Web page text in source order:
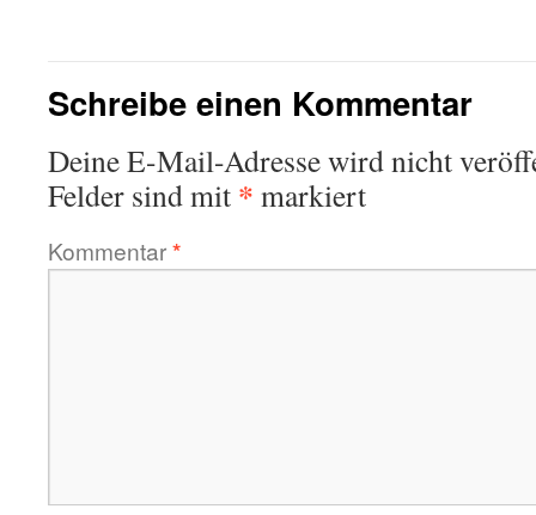
Schreibe einen Kommentar
Deine E-Mail-Adresse wird nicht
Felder sind mit * markiert
Kommentar*